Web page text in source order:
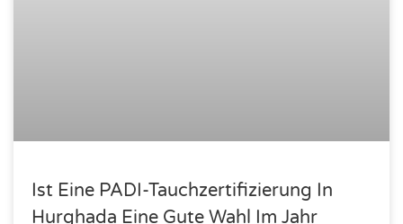
Ist Eine PADI-Tauchzertifizierung In
Hurghada Eine Gute Wahl Im Jahr